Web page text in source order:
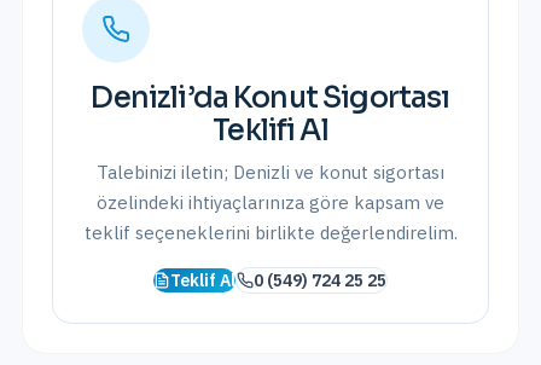
Denizli’da Konut Sigortası
Teklifi Al
Talebinizi iletin; Denizli ve konut sigortası
özelindeki ihtiyaçlarınıza göre kapsam ve
teklif seçeneklerini birlikte değerlendirelim.
Teklif Al 0 (549) 724 25 25